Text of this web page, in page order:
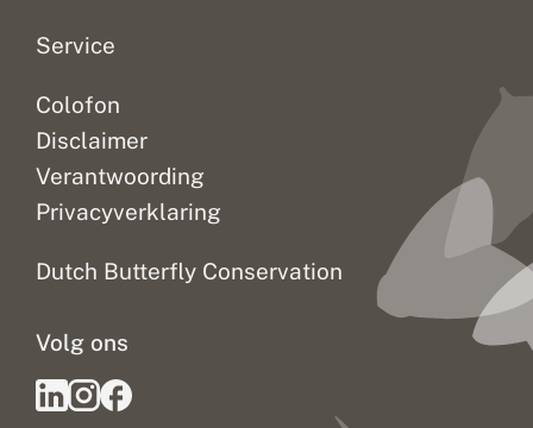
Service
Colofon
Disclaimer
Verantwoording
Privacyverklaring
Dutch Butterfly Conservation
Volg ons